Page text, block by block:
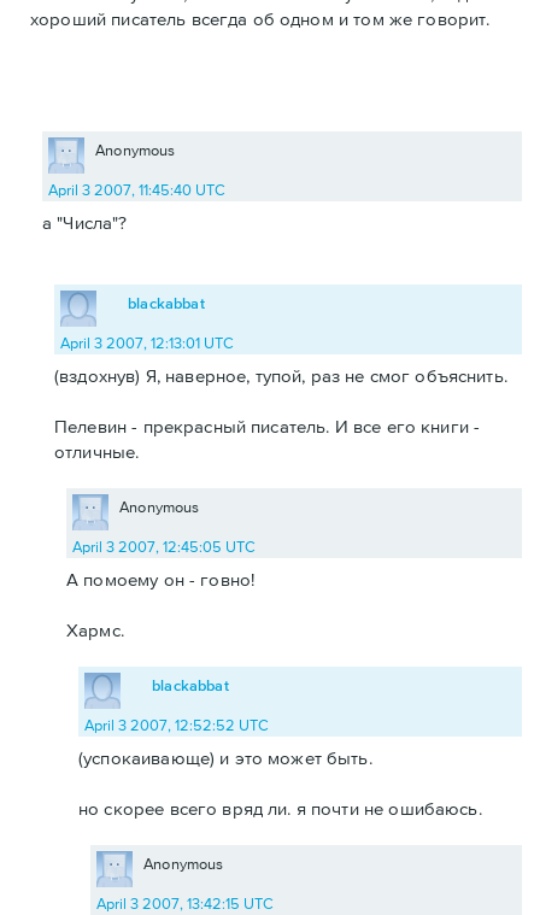
хороший писатель всегда об одном и том же говорит.
Anonymous
April 3 2007, 11:45:40 UTC
а "Числа"?
blackabbat
April 3 2007, 12:13:01 UTC
(вздохнув) Я, наверное, тупой, раз не смог объяснить.
Пелевин - прекрасный писатель. И все его книги -
отличные.
Anonymous
April 3 2007, 12:45:05 UTC
А помоему он - говно!
Хармс.
blackabbat
April 3 2007, 12:52:52 UTC
(успокаивающе) и это может быть.
но скорее всего вряд ли. я почти не ошибаюсь.
Anonymous
April 3 2007, 13:42:15 UTC